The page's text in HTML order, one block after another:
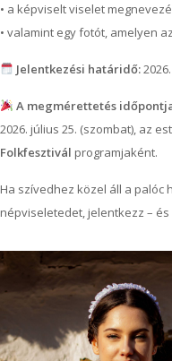
• a képviselt viselet
• valamint egy fotót, amelyen
Jelentkezési határidő:
A megmérettetés
2026. július 25. (szombat), az
Folkfesztivál programjaként.
Ha szívedhez közel áll a palóc
népviseletedet, jelentkezz –